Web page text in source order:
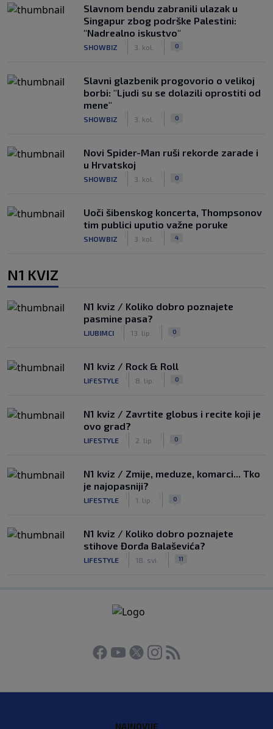
Slavnom bendu zabranili ulazak u
Singapur zbog podrške Palestini:
"Nadrealno iskustvo"
SHOWBIZ 3. kol. 0
Slavni glazbenik progovorio o velikoj
borbi: "Ljudi su se dolazili oprostiti od
mene"
SHOWBIZ 3. kol. 0
Novi Spider-Man ruši rekorde zarade i
u Hrvatskoj
SHOWBIZ 3. kol. 0
Uoči šibenskog koncerta, Thompsonov
tim publici uputio važne poruke
SHOWBIZ 3. kol. 4
N1 KVIZ
N1 kviz / Koliko dobro poznajete
pasmine pasa?
LJUBIMCI 13. lip. 0
N1 kviz / Rock & Roll
LIFESTYLE 8. lip. 0
N1 kviz / Zavrtite globus i recite koji je
ovo grad?
LIFESTYLE 2. lip. 0
N1 kviz / Zmije, meduze, komarci... Tko
je najopasniji?
LIFESTYLE 1. lip. 0
N1 kviz / Koliko dobro poznajete
stihove Đorđa Balaševića?
LIFESTYLE 18. svi. 11
NAJNOVIJE